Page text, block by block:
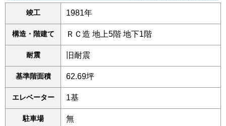
竣工 1981年
構造・階建て ＲＣ造 地上5階 地下1階
耐震 旧耐震
基準階面積 62.69坪
エレベーター 1基
駐車場 無